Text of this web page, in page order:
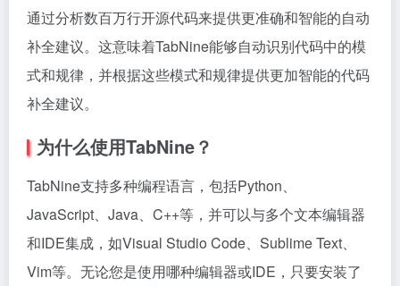
通过分析数百万行开源代码来提供更准确和智能的自动
补全建议。这意味着TabNine能够自动识别代码中的模
式和规律，并根据这些模式和规律提供更加智能的代码
补全建议。
为什么使用TabNine？
TabNine支持多种编程语言，包括Python、
JavaScript、Java、C++等，并可以与多个文本编辑器
和IDE集成，如Visual Studio Code、Sublime Text、
Vim等。无论您是使用哪种编辑器或IDE，只要安装了